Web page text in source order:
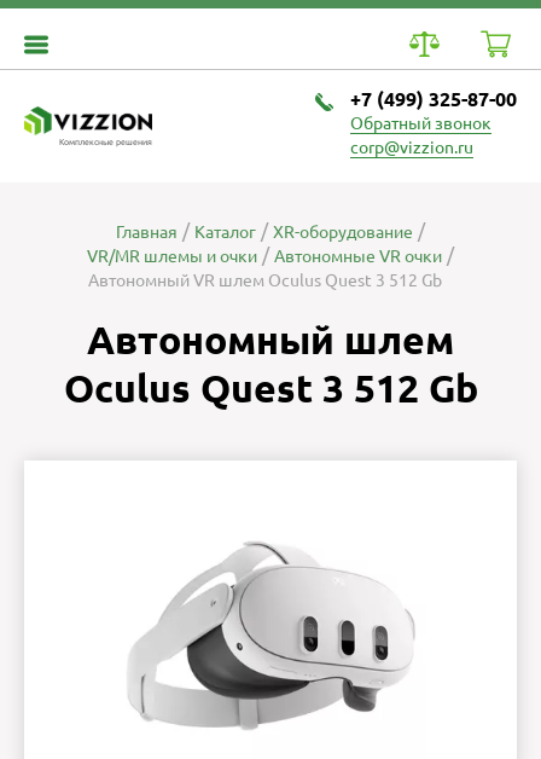
Комплексные решения
+7 (499) 325-87-00
Обратный звонок
corp@vizzion.ru
Главная Каталог
XR-оборудование
VR/MR шлемы и очки
Автономные VR очки
Автономный VR шлем Oculus Quest 3 512 Gb
Автономный шлем
Oculus Quest 3 512 Gb